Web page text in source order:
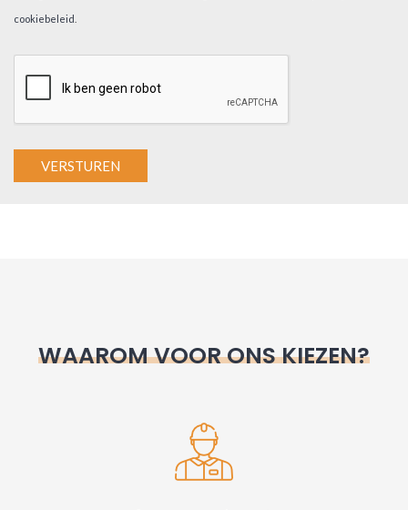
cookiebeleid
WAAROM VOOR ONS KIEZEN?